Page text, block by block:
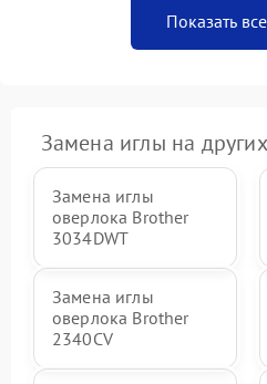
Показать
Замена иглы на
Замена иглы
оверлока Brother
3034DWT
Замена иглы
оверлока Brother
2340CV